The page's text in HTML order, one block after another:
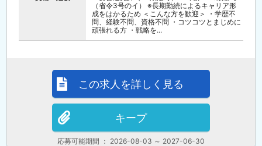
（省令3号のイ） ※長期勤続によるキャリア形
成をはかるため ＜こんな方を歓迎＞ ・学歴不
問、経験不問、資格不問 ・コツコツとまじめに
頑張れる方 ・戦略を...
応募可能期間 ： 2026-08-03 ～ 2027-06-30
この求人を詳しく見る
キープ